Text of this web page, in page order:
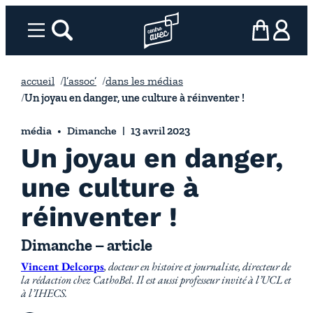
Menurechercher Page d’accueil l’association
mon panier
ma
accueil l’assoc’
dans les médias
Un joyau en danger, une culture à réinventer !
média Dimanche 13 avril 2023
Un joyau en danger,
une culture à
réinventer !
Dimanche – article
Vincent Delcorps, docteur en histoire et journaliste, directeur de
la rédaction chez CathoBel. Il est aussi professeur invité à l’UCL et
à l’IHECS.